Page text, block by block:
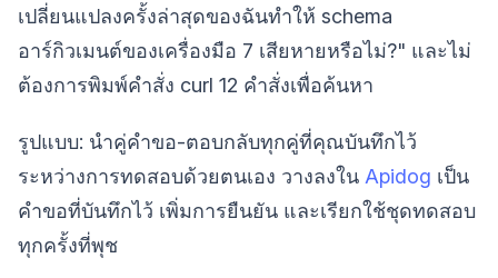
เปลี่ยนแปลงครั้งล่าสุดของฉันทำให้ schema
อาร์กิวเมนต์ของเครื่องมือ 7 เสียหายหรือไม่?" และไม่
ต้องการพิมพ์คำสั่ง curl 12 คำสั่งเพื่อค้นหา
รูปแบบ: นำคู่คำขอ-ตอบกลับทุกคู่ที่คุณบันทึกไว้
ระหว่างการทดสอบด้วยตนเอง วางลงใน Apidog เป็น
คำขอที่บันทึกไว้ เพิ่มการยืนยัน และเรียกใช้ชุดทดสอบ
ทุกครั้งที่พุช